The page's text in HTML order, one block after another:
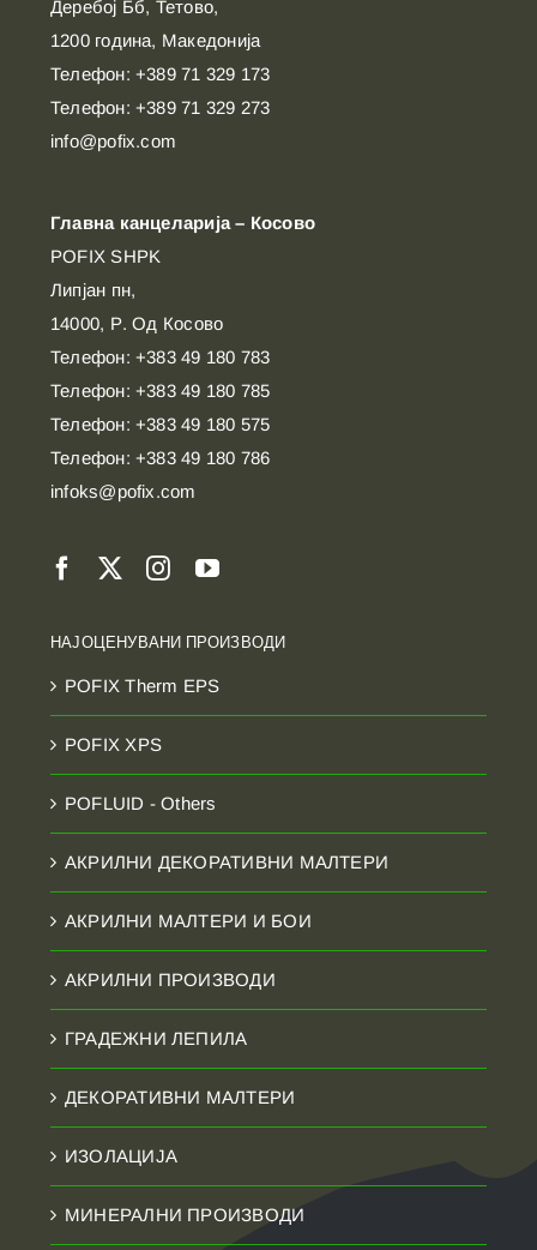
Деребој Бб, Тетово,
1200 година, Македонија
Телефон: +389 71 329 173
Телефон: +389 71 329 273
info@pofix.com
Главна канцеларија – Косово
POFIX SHPK
Липјан пн,
14000, Р. Од Косово
Телефон: +383 49 180 783
Телефон: +383 49 180 785
Телефон: +383 49 180 575
Телефон: +383 49 180 786
infoks@pofix.com
НАЈОЦЕНУВАНИ ПРОИЗВОДИ
POFIX Therm EPS
POFIX XPS
POFLUID - Others
АКРИЛНИ ДЕКОРАТИВНИ МАЛТЕРИ
АКРИЛНИ МАЛТЕРИ И БОИ
АКРИЛНИ ПРОИЗВОДИ
ГРАДЕЖНИ ЛЕПИЛА
ДЕКОРАТИВНИ МАЛТЕРИ
ИЗОЛАЦИЈА
МИНЕРАЛНИ ПРОИЗВОДИ